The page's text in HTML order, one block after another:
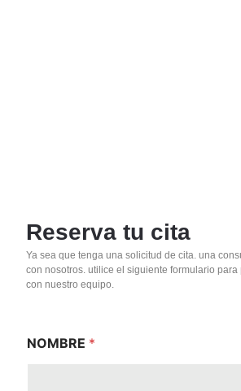
Reserva tu cita
Ya sea que tenga una solicitud de cita. una
con nosotros. utilice el siguiente formulario para
con nuestro equipo.
NOMBRE *